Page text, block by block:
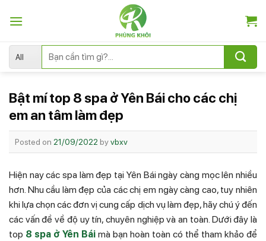
kiếm:
Bật mí top 8 spa ở Yên Bái cho các chị
em an tâm làm đẹp
Posted on 21/09/2022 byvbxv
Hiện nay các spa làm đẹp tại Yên Bái ngày càng mọc lên nhiều
hơn. Nhu cầu làm đẹp của các chị em ngày càng cao, tuy nhiên
khi lựa chọn các đơn vị cung cấp dịch vụ làm đẹp, hãy chú ý đến
các vấn đề về độ uy tín, chuyên nghiệp và an toàn. Dưới đây là
top 8 spa ở Yên Bái mà bạn hoàn toàn có thể tham khảo để